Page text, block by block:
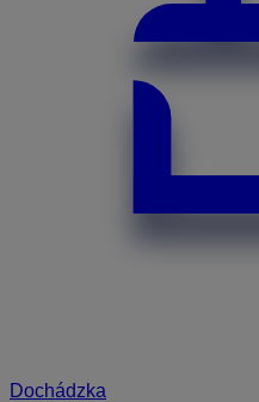
Dochádzka